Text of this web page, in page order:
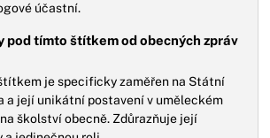
účastní.
pod tímto štítkem od obecných zpráv
je specificky zaměřen na Státní
a její unikátní postavení v uměleckém
školství obecně. Zdůrazňuje její